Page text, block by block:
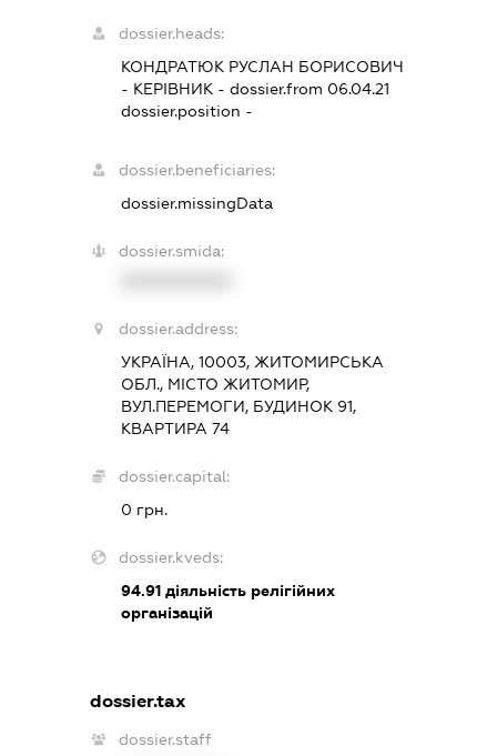
dossier.heads:
КОНДРАТЮК РУСЛАН БОРИСОВИЧ
- КЕРІВНИК- dossier.from 06.04.21
dossier.position -
dossier.beneficiaries:
dossier.missingData
dossier.smida:
dossier.address:
УКРАЇНА, 10003, ЖИТОМИРСЬКА
ОБЛ., МІСТО ЖИТОМИР,
ВУЛ.ПЕРЕМОГИ, БУДИНОК 91,
КВАРТИРА 74
dossier.capital:
0 грн.
dossier.kveds:
94.91діяльність релігійних
організацій
dossier.tax
dossier.staff